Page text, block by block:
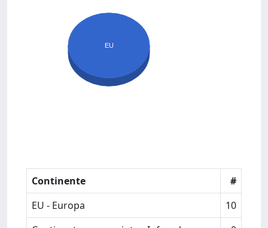
EU
Continente
#
EU - Europa
10